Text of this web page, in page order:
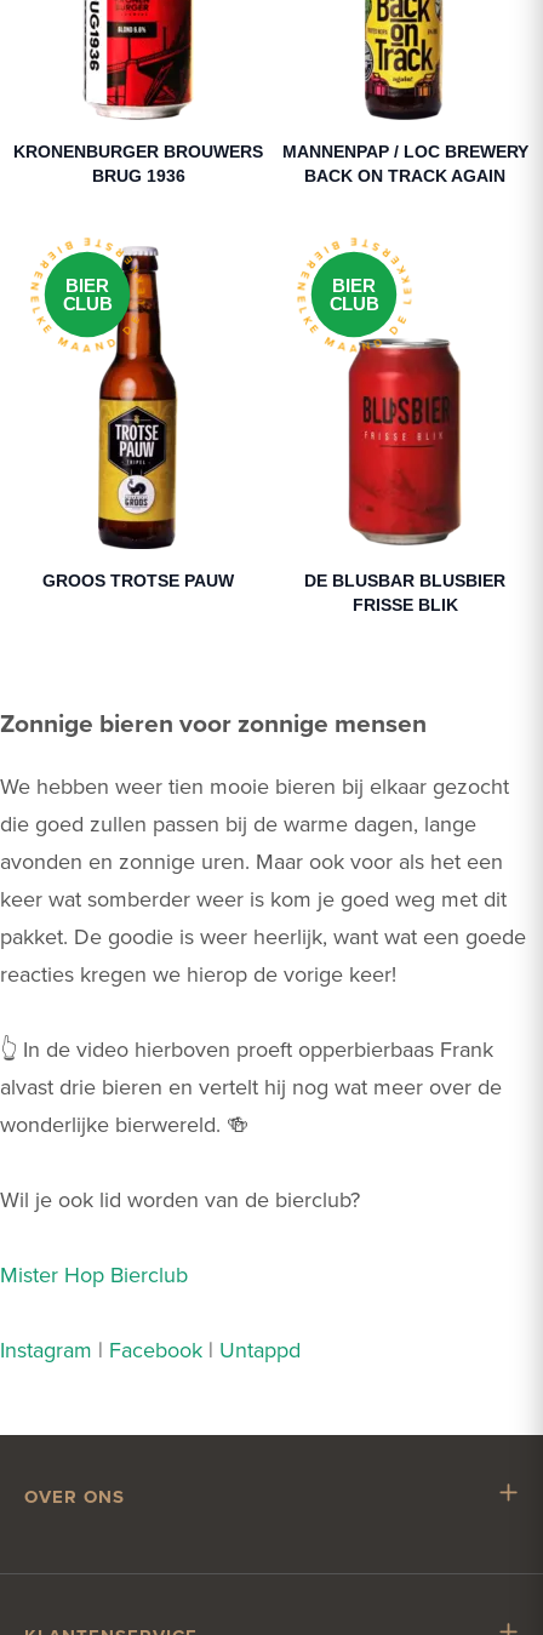
KRONENBURGER BROUWERS
BRUG 1936
MANNENPAP / LOC BREWERY
BACK ON TRACK AGAIN
BIER
CLUB
ELKE MAAND DE LEKKERSTE BIEREN
GROOS TROTSE PAUW
BIER
CLUB
ELKE MAAND DE LEKKERSTE BIEREN
DE BLUSBAR BLUSBIER
FRISSE BLIK
Zonnige bieren voor zonnige mensen
We hebben weer tien mooie bieren bij elkaar gezocht
die goed zullen passen bij de warme dagen, lange
avonden en zonnige uren. Maar ook voor als het een
keer wat somberder weer is kom je goed weg met dit
pakket. De goodie is weer heerlijk, want wat een goede
reacties kregen we hierop de vorige keer!
👆 In de video hierboven proeft opperbierbaas Frank
alvast drie bieren en vertelt hij nog wat meer over de
wonderlijke bierwereld. 🍻
Wil je ook lid worden van de bierclub?
Mister Hop Bierclub
Instagram | Facebook | Untappd
OVER ONS
Vacatures